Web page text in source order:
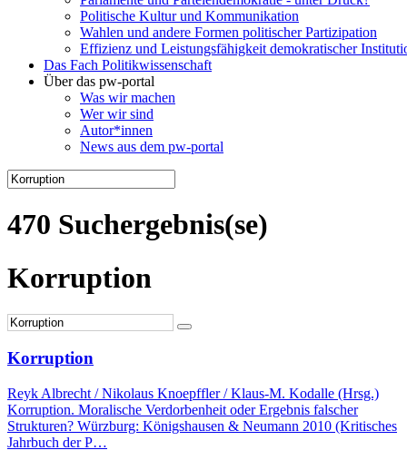
Politische Kultur und Kommunikation
Wahlen und andere Formen politischer Partizipation
Effizienz und Leistungsfähigkeit demokratischer
Das Fach Politikwissenschaft
Über das pw-portal
Was wir machen
Wer wir sind
Autor*innen
News aus dem pw-portal
470 Suchergebnis(se)
Korruption
Korruption
Reyk Albrecht / Nikolaus Knoepffler / Klaus-M. Kodalle (Hrsg.)
Korruption. Moralische Verdorbenheit oder Ergebnis falscher
Strukturen? Würzburg: Königshausen & Neumann 2010 (Kritisches
Jahrbuch der P…